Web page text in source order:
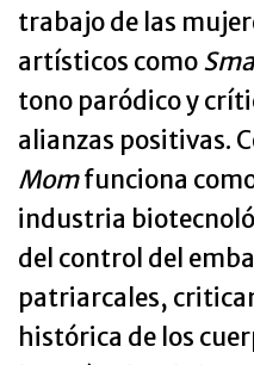
trabajo de las
artísticos como
tono paródico y
alianzas positivas.
Momfunciona
industria
del control del
patriarcales,
histórica de los